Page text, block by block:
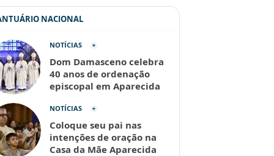
NACIONAL
NOTÍCIAS
Dom Damasceno celebra
40 anos de ordenação
episcopal em Aparecida
NOTÍCIAS
Coloque seu pai nas
intenções de oração na
Casa da Mãe Aparecida